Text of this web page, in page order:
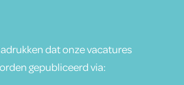
dat onze vacatures
gepubliceerd via: